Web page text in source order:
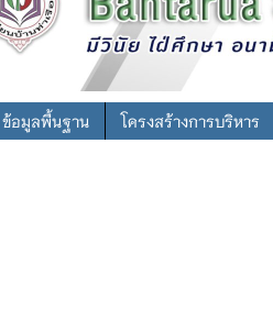
ข้อมูลพื้นฐาน โครงสร้างการบริหาร